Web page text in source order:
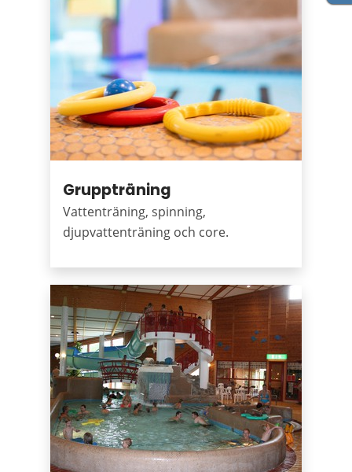
Gruppträning
Vattenträning, spinning,
djupvattenträning och core.